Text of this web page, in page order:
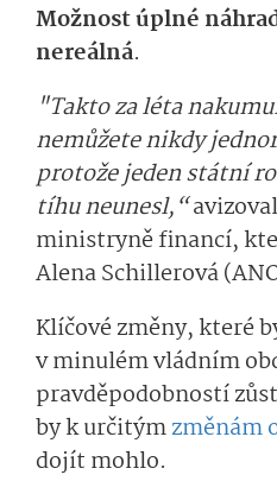
Možnost úplné
nereálná.
"Takto za léta
nemůžete nikdy
protože jeden státní
tíhu neunesl,“
ministryně financí,
Alena Schillerová
Klíčové změny, které
v minulém vládním
pravděpodobností
by k určitýmzměnám
dojít mohlo.